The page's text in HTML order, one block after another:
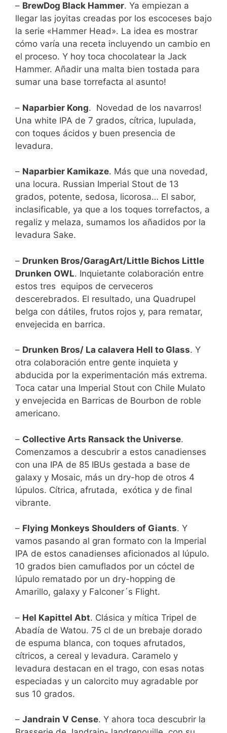
– BrewDog Black Hammer. Ya empiezan a
llegar las joyitas creadas por los escoceses bajo
la serie «Hammer Head». La idea es mostrar
cómo varía una receta incluyendo un cambio en
el proceso. Y hoy toca chocolatear la Jack
Hammer. Añadir una malta bien tostada para
sumar una base torrefacta al asunto!
– Naparbier Kong. Novedad de los navarros!
Una white IPA de 7 grados, cítrica, lupulada,
con toques ácidos y buen presencia de
levadura.
– Naparbier Kamikaze. Más que una novedad,
una locura. Russian Imperial Stout de 13
grados, potente, sedosa, licorosa… El sabor,
inclasificable, ya que a los toques torrefactos, a
regaliz y melaza, sumamos los añadidos por la
levadura Sake.
– Drunken Bros/GaragArt/Little Bichos Little
Drunken OWL. Inquietante colaboración entre
estos tres equipos de cerveceros
descerebrados. El resultado, una Quadrupel
belga con dátiles, frutos rojos y, para rematar,
envejecida en barrica.
– Drunken Bros/ La calavera Hell to Glass. Y
otra colaboración entre gente inquieta y
abducida por la experimentación más extrema.
Toca catar una Imperial Stout con Chile Mulato
y envejecida en Barricas de Bourbon de roble
americano.
– Collective Arts Ransack the Universe.
Comenzamos a descubrir a estos canadienses
con una IPA de 85 IBUs gestada a base de
galaxy y Mosaic, más un dry-hop de otros 4
lúpulos. Cítrica, afrutada, exótica y de final
vibrante.
– Flying Monkeys Shoulders of Giants. Y
vamos pasando al gran formato con la Imperial
IPA de estos canadienses aficionados al lúpulo.
10 grados bien camuflados por un cóctel de
lúpulo rematado por un dry-hopping de
Amarillo, galaxy y Falconer´s Flight.
– Hel Kapittel Abt. Clásica y mítica Tripel de
Abadía de Watou. 75 cl de un brebaje dorado
de espuma blanca, con toques afrutados,
cítricos, a cereal y levadura. Caramelo y
levadura destacan en el trago, con esas notas
especiadas y un calorcito muy agradable por
sus 10 grados.
– Jandrain V Cense. Y ahora toca descubrir la